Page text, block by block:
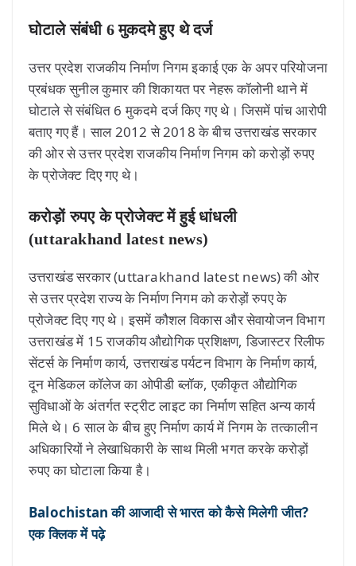
घोटाले संबंधी 6 मुकदमे हुए थे दर्ज
उत्तर प्रदेश राजकीय निर्माण निगम इकाई एक के अपर परियोजना
प्रबंधक सुनील कुमार की शिकायत पर नेहरू कॉलोनी थाने में
घोटाले से संबंधित 6 मुकदमे दर्ज किए गए थे। जिसमें पांच आरोपी
बताए गए हैं। साल 2012 से 2018 के बीच उत्तराखंड सरकार
की ओर से उत्तर प्रदेश राजकीय निर्माण निगम को करोड़ों रुपए
के प्रोजेक्ट दिए गए थे।
करोड़ों रुपए के प्रोजेक्ट में हुई धांधली
(uttarakhand latest news)
उत्तराखंड सरकार (uttarakhand latest news) की ओर
से उत्तर प्रदेश राज्य के निर्माण निगम को करोड़ों रुपए के
प्रोजेक्ट दिए गए थे। इसमें कौशल विकास और सेवायोजन विभाग
उत्तराखंड में 15 राजकीय औद्योगिक प्रशिक्षण, डिजास्टर रिलीफ
सेंटर्स के निर्माण कार्य, उत्तराखंड पर्यटन विभाग के निर्माण कार्य,
दून मेडिकल कॉलेज का ओपीडी ब्लॉक, एकीकृत औद्योगिक
सुविधाओं के अंतर्गत स्ट्रीट लाइट का निर्माण सहित अन्य कार्य
मिले थे। 6 साल के बीच हुए निर्माण कार्य में निगम के तत्कालीन
अधिकारियों ने लेखाधिकारी के साथ मिली भगत करके करोड़ों
रुपए का घोटाला किया है।
Balochistan की आजादी से भारत को कैसे मिलेगी जीत?
एक क्लिक में पढ़े